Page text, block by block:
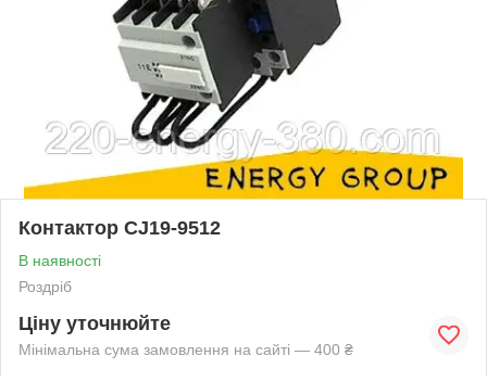
Контактор CJ19-9512
В наявності
Роздріб
Ціну уточнюйте
Мінімальна сума замовлення на сайті — 400 ₴